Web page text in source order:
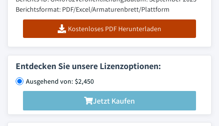
Berichtsformat: PDF/Excel/Armaturenbrett/Plattform
Kostenloses PDF Herunterladen
Entdecken Sie unsere Lizenzoptionen:
Ausgehend von: $2,450
Jetzt Kaufen